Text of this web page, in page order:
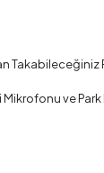
ve Park